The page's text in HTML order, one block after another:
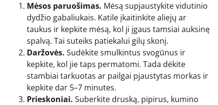
Mėsos paruošimas. Mėsą supjaustykite vidutinio
dydžio gabaliukais. Katile įkaitinkite aliejų ar
taukus ir kepkite mėsą, kol ji įgaus tamsiai auksinę
spalvą. Tai suteiks patiekalui gilų skonį.
Daržovės. Sudėkite smulkintus svogūnus ir
kepkite, kol jie taps permatomi. Tada dėkite
stambiai tarkuotas ar pailgai pjaustytas morkas ir
kepkite dar 5–7 minutes.
Prieskoniai. Suberkite druską, pipirus, kumino